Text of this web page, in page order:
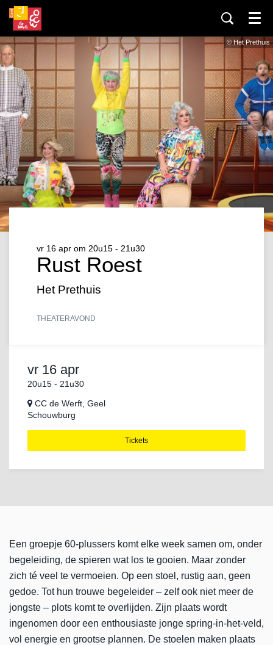
Menu
© Het Prethuis
Rust Roest
Het Prethuis
vr 16 apr om 20u15 - 21u30
THEATERAVOND
vr 16 apr
20u15 - 21u30
CC de Werft, Geel
Schouwburg
Tickets
Een groepje 60-plussers komt elke week samen om, onder
begeleiding, de spieren wat los te gooien. Maar zonder
zich té veel te vermoeien. Op een stoel, rustig aan, geen
gedoe. Tot hun trouwe begeleider – zelf ook niet meer de
jongste – plots komt te overlijden. Zijn plaats wordt
ingenomen door een enthousiaste jonge spring-in-het-veld,
vol energie en grootse plannen. De stoelen maken plaats